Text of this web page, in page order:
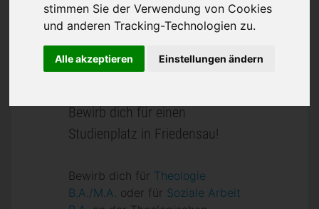
stimmen Sie der Verwendung von Cookies
und anderen Tracking-Technologien zu.
Alle akzeptieren Einstellungen ändern
Theologie
Bewirb dich für einen
Studienplatz in Friedensau!
Bewirb dich für Theologie
B.A./M.A. oder für Soziale Arbeit